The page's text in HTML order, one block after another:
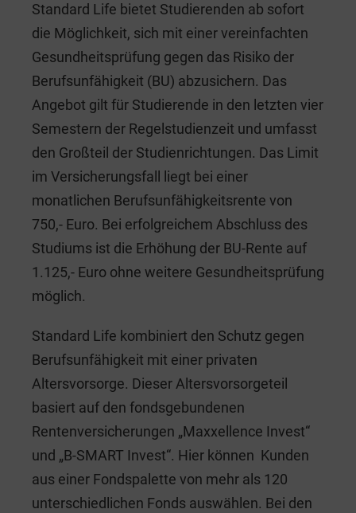
c
e
b
o
o
k
k
e
dI
n
ai tt
er
Standard Life bietet Studierenden ab sofort
die Möglichkeit, sich mit einer vereinfachten
Gesundheitsprüfung gegen das Risiko der
Berufsunfähigkeit (BU) abzusichern. Das
Angebot gilt für Studierende in den letzten vier
Semestern der Regelstudienzeit und umfasst
den Großteil der Studienrichtungen. Das Limit
im Versicherungsfall liegt bei einer
monatlichen Berufsunfähigkeitsrente von
750,- Euro. Bei erfolgreichem Abschluss des
Studiums ist die Erhöhung der BU-Rente auf
1.125,- Euro ohne weitere Gesundheitsprüfung
möglich.
Standard Life kombiniert den Schutz gegen
Berufsunfähigkeit mit einer privaten
Altersvorsorge. Dieser Altersvorsorgeteil
basiert auf den fondsgebundenen
Rentenversicherungen „Maxxellence Invest“
und „B-SMART Invest“. Hier können Kunden
aus einer Fondspalette von mehr als 120
unterschiedlichen Fonds auswählen. Bei den